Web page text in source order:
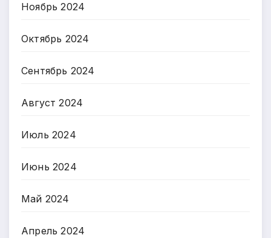
Ноябрь 2024
Октябрь 2024
Сентябрь 2024
Август 2024
Июль 2024
Июнь 2024
Май 2024
Апрель 2024